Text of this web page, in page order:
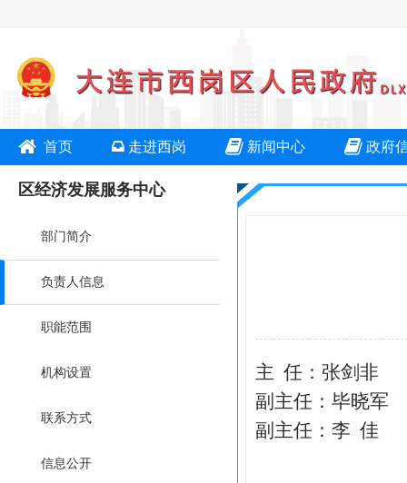
首页 走进西岗 新闻中心 政府
区经济发展服务中心
部门简介
负责人信息
职能范围
机构设置
联系方式
信息公开
主 任：张剑非
副主任：毕晓军
副主任：李 佳